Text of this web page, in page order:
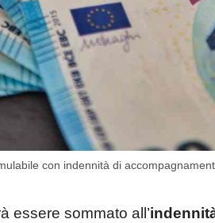
con indennità di
essere sommato all’